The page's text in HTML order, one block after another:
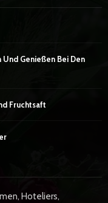
Und Genießen Bei Den
Fruchtsaft
Hoteliers,